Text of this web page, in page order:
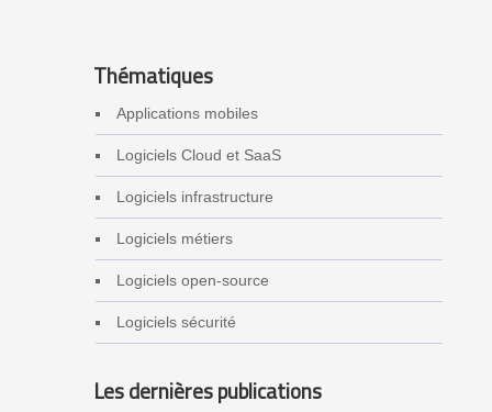
Thématiques
Applications mobiles
Logiciels Cloud et SaaS
Logiciels infrastructure
Logiciels métiers
Logiciels open-source
Logiciels sécurité
Les dernières publications